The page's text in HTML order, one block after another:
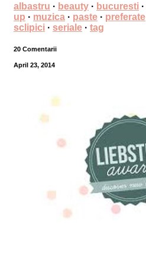
albastru · beauty · bucuresti ·
up · muzica · paste · preferate
sclipici · seriale · tag
20 Comentarii
April 23, 2014